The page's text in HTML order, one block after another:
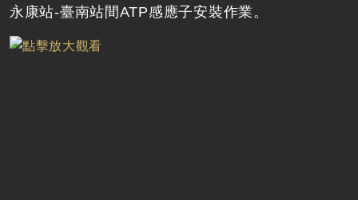
永康站-臺南站間ATP感應子安裝作業。